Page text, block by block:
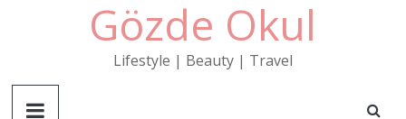
Gözde Okul
Lifestyle | Beauty | Travel